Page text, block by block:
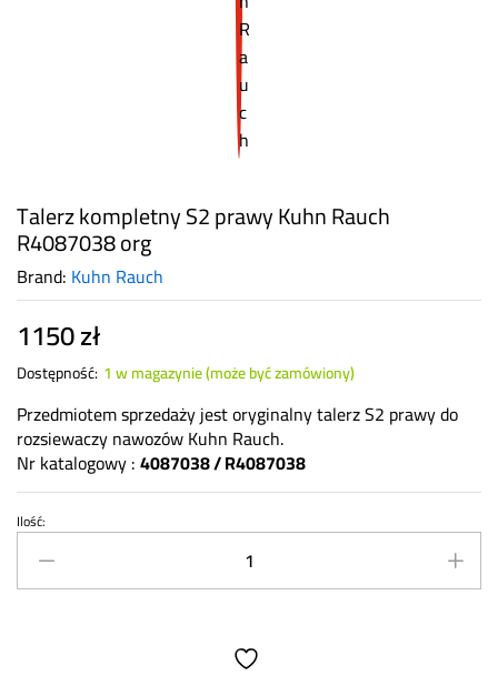
Talerz kompletny S2 prawy Kuhn Rauch
R4087038 org
Brand: Kuhn Rauch
1150zł
Dostępność: 1 w magazynie (może być zamówiony)
Przedmiotem sprzedaży jest oryginalny talerz S2 prawy do
rozsiewaczy nawozów Kuhn Rauch.
Nr katalogowy :4087038 / R4087038
Talerz
kompletny
S2
Ilość: